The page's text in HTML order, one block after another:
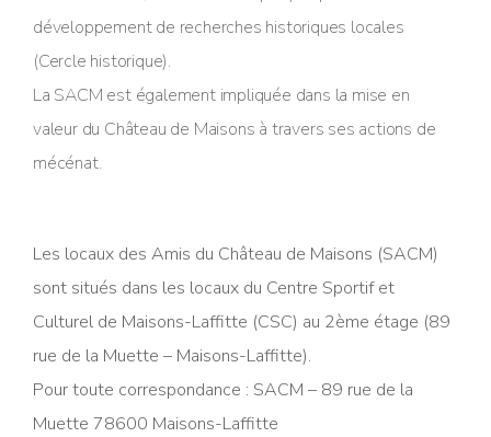
développement de recherches historiques locales
(Cercle historique).
La SACM est également impliquée dans la mise en
valeur du Château de Maisons à travers ses actions de
mécénat.
Les locaux des Amis du Château de Maisons (SACM)
sont situés dans les locaux du Centre Sportif et
Culturel de Maisons-Laffitte (CSC) au 2ème étage (89
rue de la Muette – Maisons-Laffitte).
Pour toute correspondance : SACM – 89 rue de la
Muette 78600 Maisons-Laffitte